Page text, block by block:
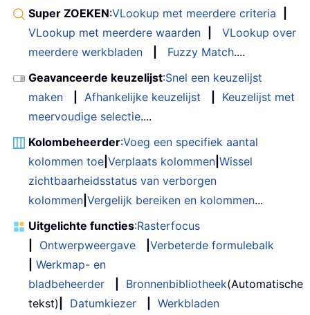
Super ZOEKEN:VLookup met meerdere criteria
VLookup met meerdere waarden
VLookup over
meerdere werkbladen
Fuzzy Match....
Geavanceerde keuzelijst:Snel een keuzelijst
maken
Afhankelijke keuzelijst
Keuzelijst met
meervoudige selectie....
Kolombeheerder:Voeg een specifiek aantal
kolommen toe Verplaats kolommen Wissel
zichtbaarheidsstatus van verborgen
kolommen Vergelijk bereiken en kolommen...
Uitgelichte functies:Rasterfocus
Ontwerpweergave
Verbeterde formulebalk
Werkmap- en
bladbeheerder
Bronnenbibliotheek(Automatische
tekst)
Datumkiezer
Werkbladen